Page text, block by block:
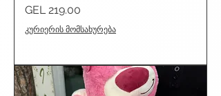
Price
GEL 219.00
კურიერის მომსახურება